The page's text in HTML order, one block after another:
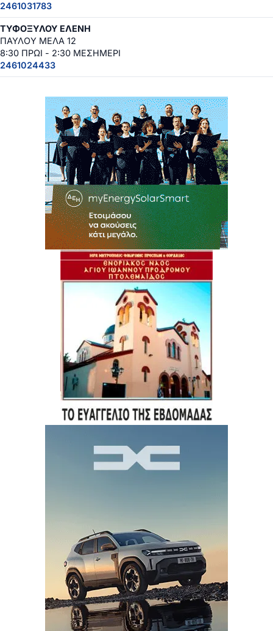
2461031783
ΤΥΦΟΞΥΛΟΥ ΕΛΕΝΗ
ΠΑΥΛΟΥ ΜΕΛΑ 12
8:30 ΠΡΩΙ - 2:30 ΜΕΣΗΜΕΡΙ
2461024433